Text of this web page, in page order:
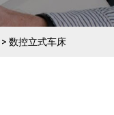
> 数控立式车床